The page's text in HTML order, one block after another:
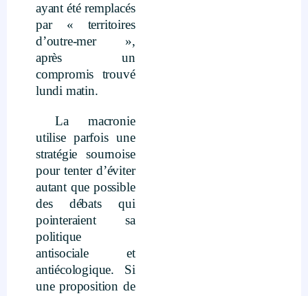
ayant été remplacés
par « territoires
d’outre-mer »,
après un
compromis trouvé
lundi matin.
La macronie
utilise parfois une
stratégie sournoise
pour tenter d’éviter
autant que possible
des débats qui
pointeraient sa
politique
antisociale et
antiécologique. Si
une proposition de